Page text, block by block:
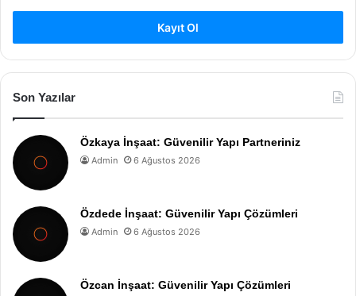
Kayıt Ol
Son Yazılar
Özkaya İnşaat: Güvenilir Yapı Partneriniz
Admin 6 Ağustos 2026
Özdede İnşaat: Güvenilir Yapı Çözümleri
Admin 6 Ağustos 2026
Özcan İnşaat: Güvenilir Yapı Çözümleri